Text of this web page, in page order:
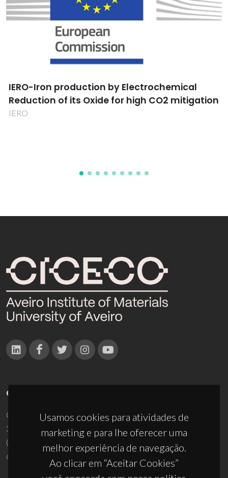
Concentradores solares luminescentes
flexíveis e de elevado desempenho para
conversão fotovoltaica
Usamos cookies para atividades de
marketing e para lhe oferecer uma
melhor experiência de navegação.
Ao clicar em “Aceitar Cookies”
CONTACTOS
Campus Universitário de Santiago
3810-193 Aveiro - Portugal
(+351) 234 370 200
ciceco@ua.pt